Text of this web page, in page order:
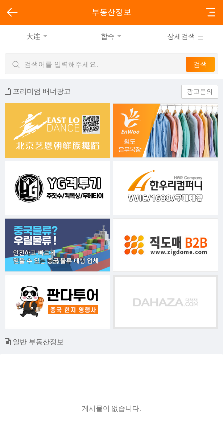
부동산정보
大连 합숙 상세검색
프리미엄 배너광고 광고문의
일반 부동산정보
게시물이 없습니다.